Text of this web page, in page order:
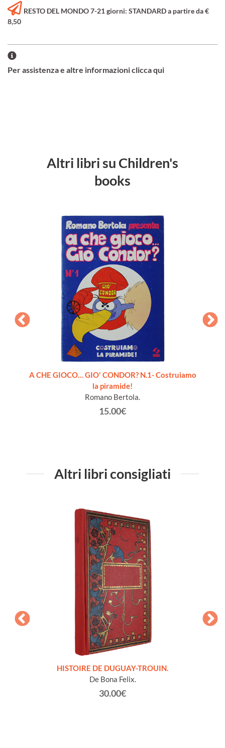
RESTO DEL MONDO 7-21 giorni: STANDARD a partire da €
8,50
Per assistenza e altre informazioni clicca qui
Altri libri su Children's
books
A CHE GIOCO… GIO' CONDOR? N.1- Costruiamo
la piramide!
Romano Bertola.
15.00€
Altri libri consigliati
HISTOIRE DE DUGUAY-TROUIN.
De Bona Felix.
30.00€